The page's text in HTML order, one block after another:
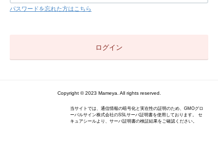
パスワードを忘れた方はこちら
Copyright © 2023 Mameya. All rights reserved.
当サイトでは、通信情報の暗号化と実在性の証明のため、GMOグロ
ーバルサイン株式会社のSSLサーバ証明書を使用しております。 セ
キュアシールより、サーバ証明書の検証結果をご確認ください。